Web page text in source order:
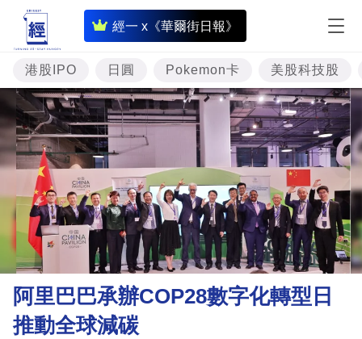
經一 x《華爾街日報》
即
時
財
經
專
題
投
資
樓
市
理
財
商
港股IPO 日圓 Pokemon卡 美股科技股
阿里巴巴承辦COP28數字化轉型日
推動全球減碳